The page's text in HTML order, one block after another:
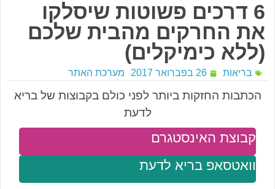
6 דרכים פשוטות שיסלקו
את החרקים מהבית שלכם
(ללא כימיקלים)
בריאות 26 בפברואר 2017 מערכת האתר
הכתבות החזקות ביותר לפני כולם בקבוצות של בריא
לדעת
וואטסאפ בריא לדעת
קבוצת האינסטגרם